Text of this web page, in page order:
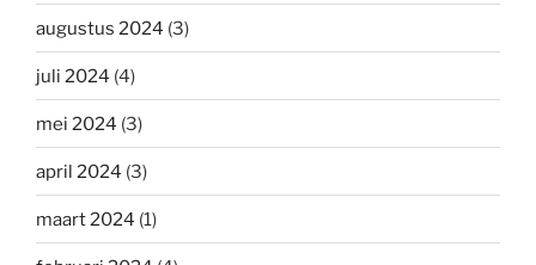
augustus 2024 (3)
juli 2024 (4)
mei 2024 (3)
april 2024 (3)
maart 2024 (1)